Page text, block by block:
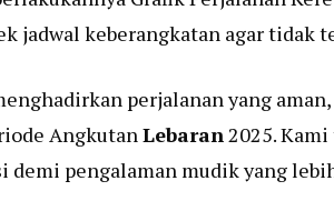
jadwal keberangkatan agar tidak
perjalanan yang
AngkutanLebaran2025.
demi pengalaman mudik yang